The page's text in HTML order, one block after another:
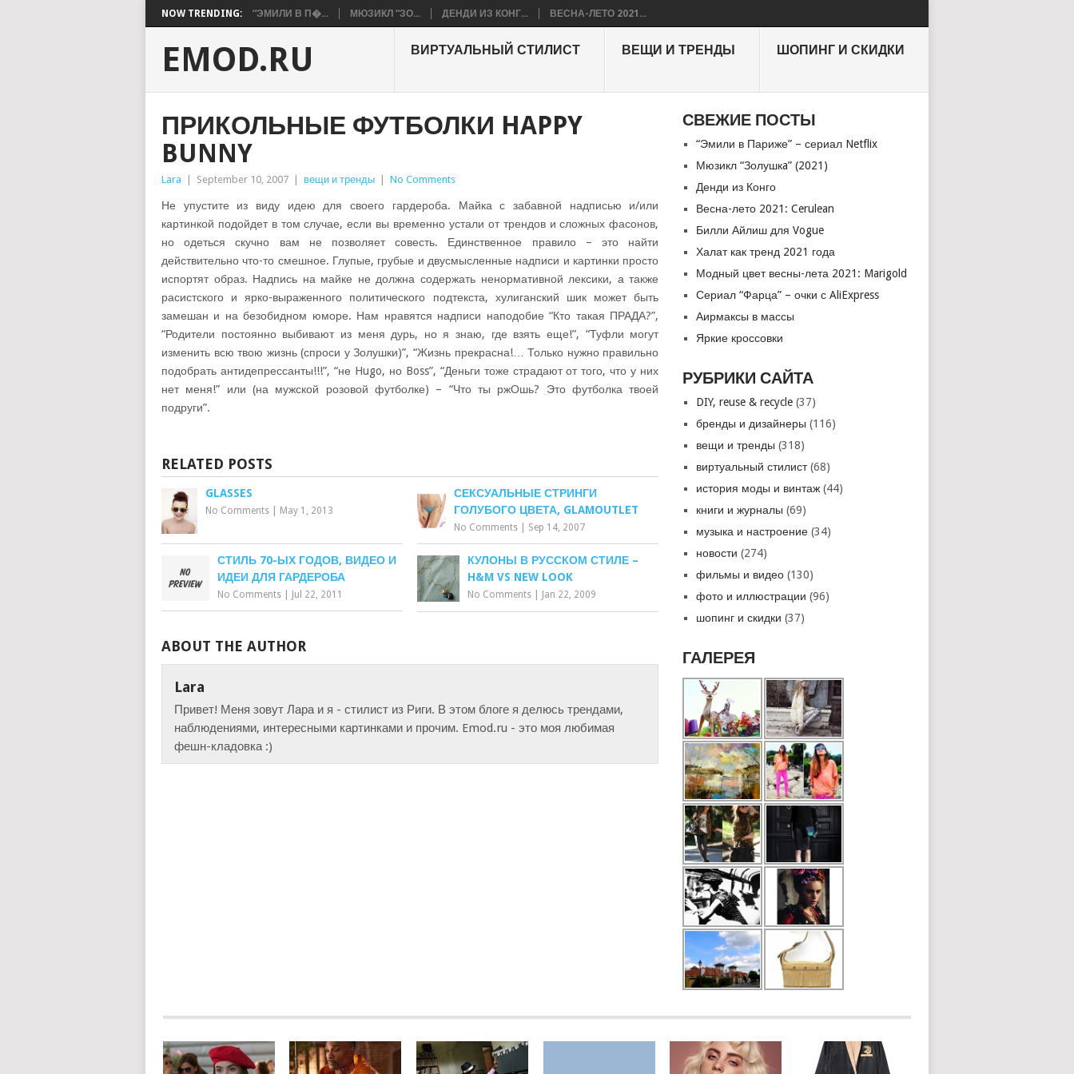
NOW TRENDING: “ЭМИЛИ В П�... МЮЗИКЛ “ЗО... ДЕНДИ ИЗ КОНГ... ВЕСНА-ЛЕТО 2021...
EMOD.RU ВИРТУАЛЬНЫЙ СТИЛИСТ ВЕЩИ И ТРЕНДЫ ШОПИНГ И СКИДКИ
ПРИКОЛЬНЫЕ ФУТБОЛКИ HAPPY
BUNNY
Lara September 10, 2007 вещи и тренды No Comments
Не упустите из виду идею для своего гардероба. Майка с забавной надписью и/или
картинкой подойдет в том случае, если вы временно устали от трендов и сложных фасонов,
но одеться скучно вам не позволяет совесть. Единственное правило – это найти
действительно что-то смешное. Глупые, грубые и двусмысленные надписи и картинки просто
испортят образ. Надпись на майке не должна содержать ненормативной лексики, а также
расистского и ярко-выраженного политического подтекста, хулиганский шик может быть
замешан и на безобидном юморе. Нам нравятся надписи наподобие “Кто такая ПРАДА?”,
“Родители постоянно выбивают из меня дурь, но я знаю, где взять еще!”, “Туфли могут
изменить всю твою жизнь (спроси у Золушки)”, “Жизнь прекрасна!… Только нужно правильно
подобрать антидепрессанты!!!”, “не Hugo, но Boss”, “Деньги тоже страдают от того, что у них
нет меня!” или (на мужской розовой футболке) – “Что ты ржОшь? Это футболка твоей
подруги”.
RELATED POSTS
GLASSES
No Comments May 1, 2013
СЕКСУАЛЬНЫЕ СТРИНГИ
ГОЛУБОГО ЦВЕТА, GLAMOUTLET
No Comments Sep 14, 2007
СТИЛЬ 70-ЫХ ГОДОВ, ВИДЕО И
ИДЕИ ДЛЯ ГАРДЕРОБА
No Comments Jul 22, 2011
КУЛОНЫ В РУССКОМ СТИЛЕ –
H&M VS NEW LOOK
No Comments Jan 22, 2009
ABOUT THE AUTHOR
Lara
Привет! Меня зовут Лара и я - стилист из Риги. В этом блоге я делюсь трендами,
наблюдениями, интересными картинками и прочим. Emod.ru - это моя любимая
фешн-кладовка :)
СВЕЖИЕ ПОСТЫ
“Эмили в Париже” – сериал Netflix
Мюзикл “Золушкa” (2021)
Денди из Конго
Весна-лето 2021: Cerulean
Билли Айлиш для Vogue
Халат как тренд 2021 года
Модный цвет весны-лета 2021: Marigold
Сериал “Фарца” – очки с AliExpress
Аирмаксы в массы
Яркие кроссовки
РУБРИКИ САЙТА
DIY, reuse & recycle (37)
бренды и дизайнеры (116)
вещи и тренды (318)
виртуальный стилист(68)
история моды и винтаж (44)
книги и журналы (69)
музыка и настроение (34)
новости (274)
фильмы и видео (130)
фото и иллюстрации (96)
шопинг и скидки (37)
ГАЛЕРЕЯ